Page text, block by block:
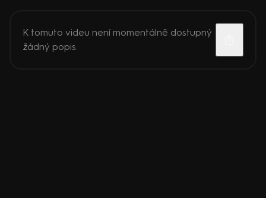
K tomuto videu není momentálně dostupný
žádný popis.